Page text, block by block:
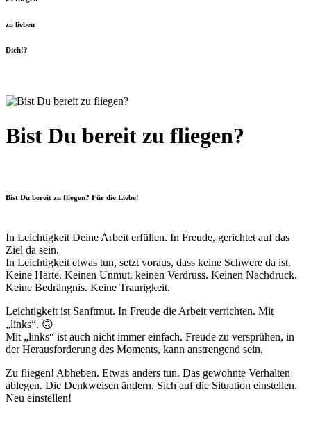
zu lieben
Dich!?
Bist Du bereit zu fliegen?
Bist Du bereit zu fliegen? Für die Liebe!
In Leichtigkeit Deine Arbeit erfüllen. In Freude, gerichtet auf das
Ziel da sein.
In Leichtigkeit etwas tun, setzt voraus, dass keine Schwere da ist.
Keine Härte. Keinen Unmut. keinen Verdruss. Keinen Nachdruck.
Keine Bedrängnis. Keine Traurigkeit.
Leichtigkeit ist Sanftmut. In Freude die Arbeit verrichten. Mit
„links“. 🙃
Mit „links“ ist auch nicht immer einfach. Freude zu versprühen, in
der Herausforderung des Moments, kann anstrengend sein.
Zu fliegen! Abheben. Etwas anders tun. Das gewohnte Verhalten
ablegen. Die Denkweisen ändern. Sich auf die Situation einstellen.
Neu einstellen!